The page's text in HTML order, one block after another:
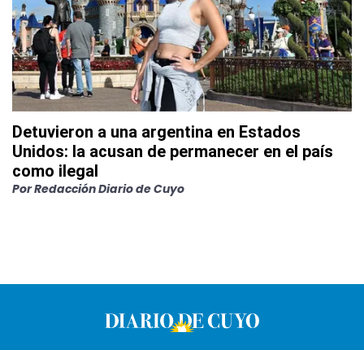
Detuvieron a una argentina en Estados
Unidos: la acusan de permanecer en el país
como ilegal
PorRedacción Diario de Cuyo